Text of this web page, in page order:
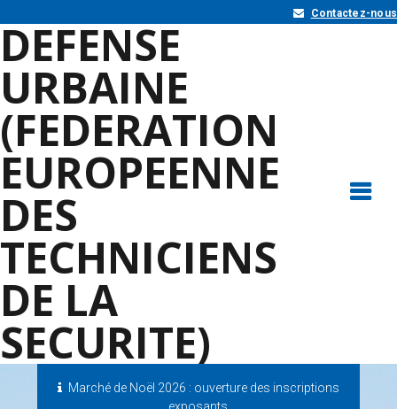
Contactez-nous
DEFENSE
URBAINE
(FEDERATION
EUROPEENNE
DES
TECHNICIENS
DE LA
SECURITE)
Marché de Noël 2026 : ouverture des inscriptions